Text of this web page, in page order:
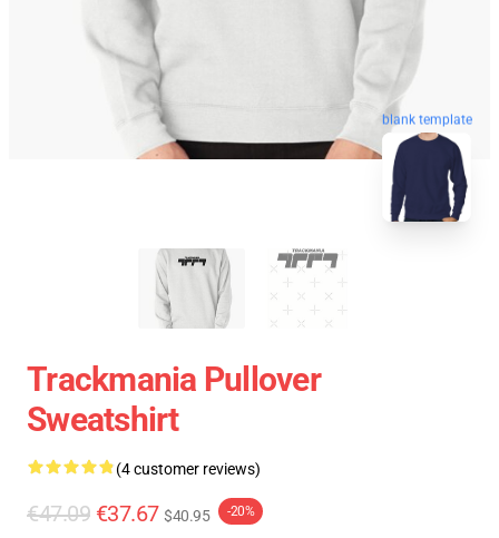
blank template
Trackmania Pullover
Sweatshirt
(4 customer reviews)
€47.09 €37.67 $40.95 -20%